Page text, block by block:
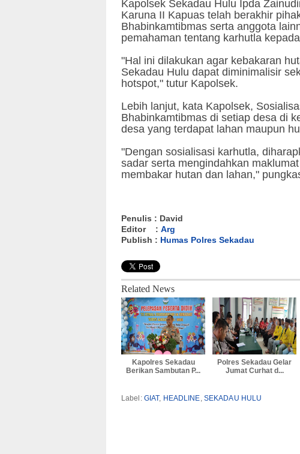
Kapolsek Sekadau Hulu Ipda
Karuna II Kapuas telah berakhir
Bhabinkamtibmas serta anggota
pemahaman tentang karhutla
"Hal ini dilakukan agar kebakaran
Sekadau Hulu dapat diminimalisir
hotspot," tutur Kapolsek.
Lebih lanjut, kata Kapolsek,
Bhabinkamtibmas di setiap desa di
desa yang terdapat lahan maupun
"Dengan sosialisasi karhutla,
sadar serta mengindahkan
membakar hutan dan lahan,"
Penulis : David
Editor : Arg
Publish : Humas Polres Sekadau
Related News
Kapolres Sekadau
Berikan Sambutan P...
Polres Sekadau Gelar
Jumat Curhat d...
Label: GIAT, HEADLINE, SEKADAU HULU